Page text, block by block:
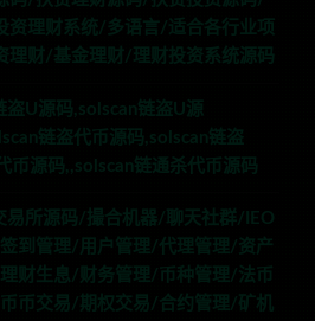
资理财系统/多语言/适合各行业项
理财/基金理财/理财投资系统源码
盗U源码,solscan链盗U源
链盗代币源码,solscan链盗
币源码,,solscan链通杀代币源码
易所源码/撮合机器/聊天社群/IEO
到管理/用户管理/代理管理/资产
财生息/财务管理/币种管理/法币
币交易/期权交易/合约管理/矿机